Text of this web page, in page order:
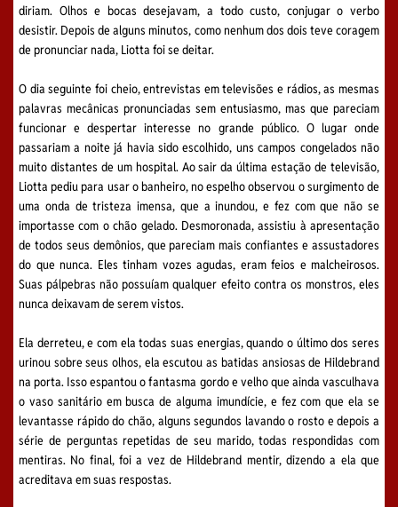
diriam. Olhos e bocas desejavam, a todo custo, conjugar o verbo
desistir. Depois de alguns minutos, como nenhum dos dois teve coragem
de pronunciar nada, Liotta foi se deitar.
O dia seguinte foi cheio, entrevistas em televisões e rádios, as mesmas
palavras mecânicas pronunciadas sem entusiasmo, mas que pareciam
funcionar e despertar interesse no grande público. O lugar onde
passariam a noite já havia sido escolhido, uns campos congelados não
muito distantes de um hospital. Ao sair da última estação de televisão,
Liotta pediu para usar o banheiro, no espelho observou o surgimento de
uma onda de tristeza imensa, que a inundou, e fez com que não se
importasse com o chão gelado. Desmoronada, assistiu à apresentação
de todos seus demônios, que pareciam mais confiantes e assustadores
do que nunca. Eles tinham vozes agudas, eram feios e malcheirosos.
Suas pálpebras não possuíam qualquer efeito contra os monstros, eles
nunca deixavam de serem vistos.
Ela derreteu, e com ela todas suas energias, quando o último dos seres
urinou sobre seus olhos, ela escutou as batidas ansiosas de Hildebrand
na porta. Isso espantou o fantasma gordo e velho que ainda vasculhava
o vaso sanitário em busca de alguma imundície, e fez com que ela se
levantasse rápido do chão, alguns segundos lavando o rosto e depois a
série de perguntas repetidas de seu marido, todas respondidas com
mentiras. No final, foi a vez de Hildebrand mentir, dizendo a ela que
acreditava em suas respostas.